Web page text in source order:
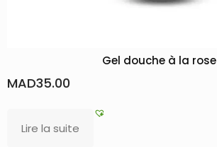
Gel douche à la rose
MAD35.00
Lire la suite